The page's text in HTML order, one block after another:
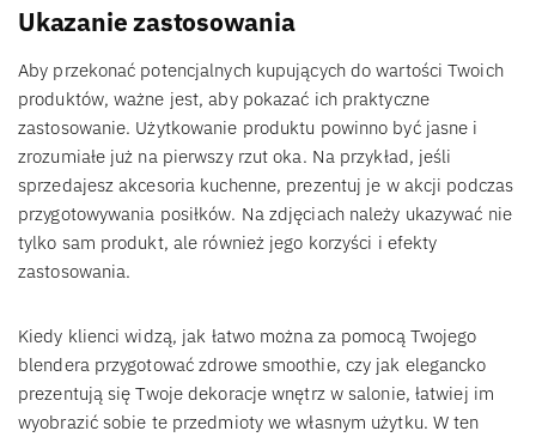
Ukazanie zastosowania
Aby przekonać potencjalnych kupujących do wartości Twoich
produktów, ważne jest, aby pokazać ich praktyczne
zastosowanie. Użytkowanie produktu powinno być jasne i
zrozumiałe już na pierwszy rzut oka. Na przykład, jeśli
sprzedajesz akcesoria kuchenne, prezentuj je w akcji podczas
przygotowywania posiłków. Na zdjęciach należy ukazywać nie
tylko sam produkt, ale również jego korzyści i efekty
zastosowania.
Kiedy klienci widzą, jak łatwo można za pomocą Twojego
blendera przygotować zdrowe smoothie, czy jak elegancko
prezentują się Twoje dekoracje wnętrz w salonie, łatwiej im
wyobrazić sobie te przedmioty we własnym użytku. W ten